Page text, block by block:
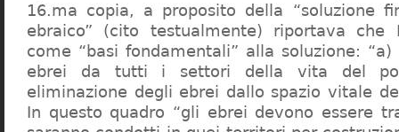
16.ma copia, a proposito della “soluzione
ebraico” (cito testualmente) riportava che
come “basi fondamentali” alla soluzione:
ebrei da tutti i settori della vita del
eliminazione degli ebrei dallo spazio vitale
In questo quadro “gli ebrei devono essere